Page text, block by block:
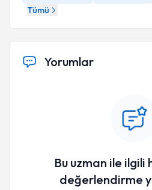
Tümü
Yorumlar
Bu uzman ile
değerlendirme